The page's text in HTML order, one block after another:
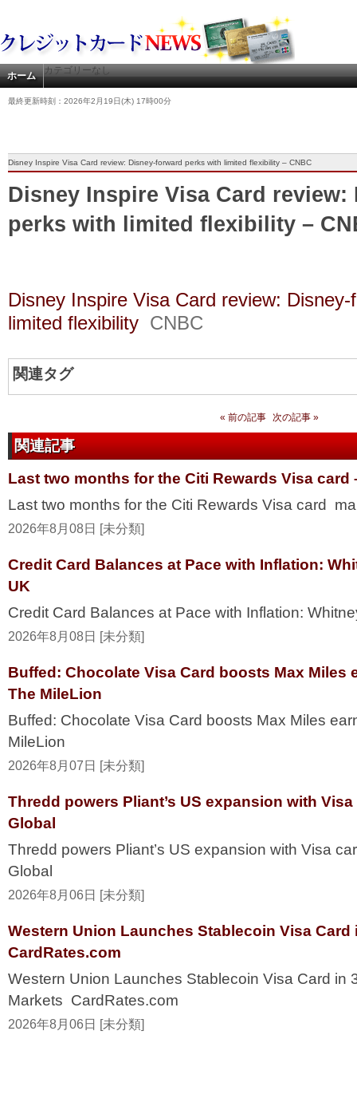
ホーム カテゴリーなし
最終更新時刻：2026年2月19日(木) 17時00分
Disney Inspire Visa Card review: Disney-forward perks with limited flexibility – CNBC
Disney Inspire Visa Card review:
perks with limited flexibility –
Disney Inspire Visa Card review:
limited flexibility CNBC
関連タグ
« 前の記事 次の記事 »
関連記事
Last two months for the Citi Rewards Visa card
Last two months for the Citi Rewards Visa card
2026年8月08日 [未分類]
Credit Card Balances at Pace with Inflation:
UK
Credit Card Balances at Pace with Inflation:
2026年8月08日 [未分類]
Buffed: Chocolate Visa Card boosts Max Miles
The MileLion
Buffed: Chocolate Visa Card boosts Max Miles
MileLion
2026年8月07日 [未分類]
Thredd powers Pliant’s US expansion with
Global
Thredd powers Pliant’s US expansion with Visa
Global
2026年8月06日 [未分類]
Western Union Launches Stablecoin Visa Card
CardRates.com
Western Union Launches Stablecoin Visa Card in
Markets CardRates.com
2026年8月06日 [未分類]